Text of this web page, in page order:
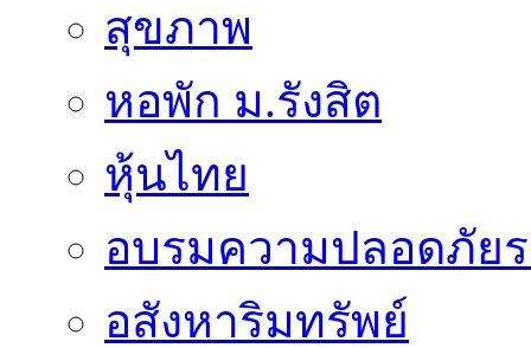
สุขภาพ
หอพัก ม.รังสิต
หุ้นไทย
อบรมความปลอดภัย
อสังหาริมทรัพย์